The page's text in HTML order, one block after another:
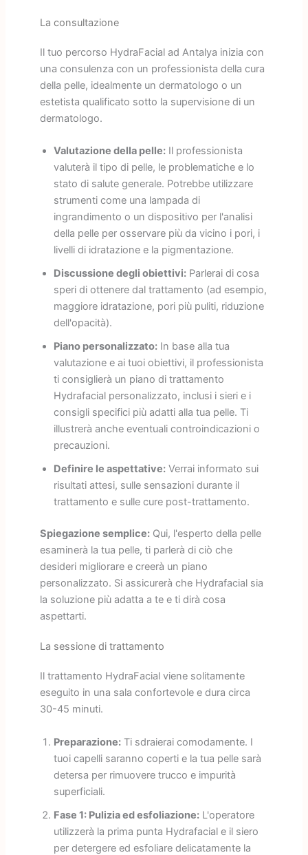
La consultazione
Il tuo percorso HydraFacial ad Antalya inizia con
una consulenza con un professionista della cura
della pelle, idealmente un dermatologo o un
estetista qualificato sotto la supervisione di un
dermatologo.
Valutazione della pelle:Il professionista
valuterà il tipo di pelle, le problematiche e lo
stato di salute generale. Potrebbe utilizzare
strumenti come una lampada di
ingrandimento o un dispositivo per l'analisi
della pelle per osservare più da vicino i pori, i
livelli di idratazione e la pigmentazione.
Discussione degli obiettivi:Parlerai di cosa
speri di ottenere dal trattamento (ad esempio,
maggiore idratazione, pori più puliti, riduzione
dell'opacità).
Piano personalizzato:In base alla tua
valutazione e ai tuoi obiettivi, il professionista
ti consiglierà un piano di trattamento
Hydrafacial personalizzato, inclusi i sieri e i
consigli specifici più adatti alla tua pelle. Ti
illustrerà anche eventuali controindicazioni o
precauzioni.
Definire le aspettative:Verrai informato sui
risultati attesi, sulle sensazioni durante il
trattamento e sulle cure post-trattamento.
Spiegazione semplice:Qui, l'esperto della pelle
esaminerà la tua pelle, ti parlerà di ciò che
desideri migliorare e creerà un piano
personalizzato. Si assicurerà che Hydrafacial sia
la soluzione più adatta a te e ti dirà cosa
aspettarti.
La sessione di trattamento
Il trattamento HydraFacial viene solitamente
eseguito in una sala confortevole e dura circa
30-45 minuti.
Preparazione:Ti sdraierai comodamente. I
tuoi capelli saranno coperti e la tua pelle sarà
detersa per rimuovere trucco e impurità
superficiali.
Fase 1: Pulizia ed esfoliazione:L'operatore
utilizzerà la prima punta Hydrafacial e il siero
per detergere ed esfoliare delicatamente la